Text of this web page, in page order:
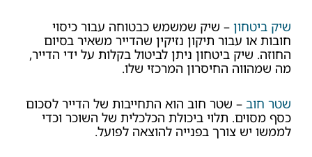
שיק ביטחון – שיק שמשמש כבטוחה עבור כיסוי
חובות או עבור תיקון נזיקין שהדייר משאיר בסיום
החוזה. שיק ביטחון ניתן לביטול בקלות על ידי הדייר,
מה שמהווה החיסרון המרכזי שלו.
שטר חוב – שטר חוב הוא התחייבות של הדייר לסכום
כסף מסוים. תלוי ביכולת הכלכלית של השוכר וכדי
לממשו יש צורך בפנייה להוצאה לפועל.